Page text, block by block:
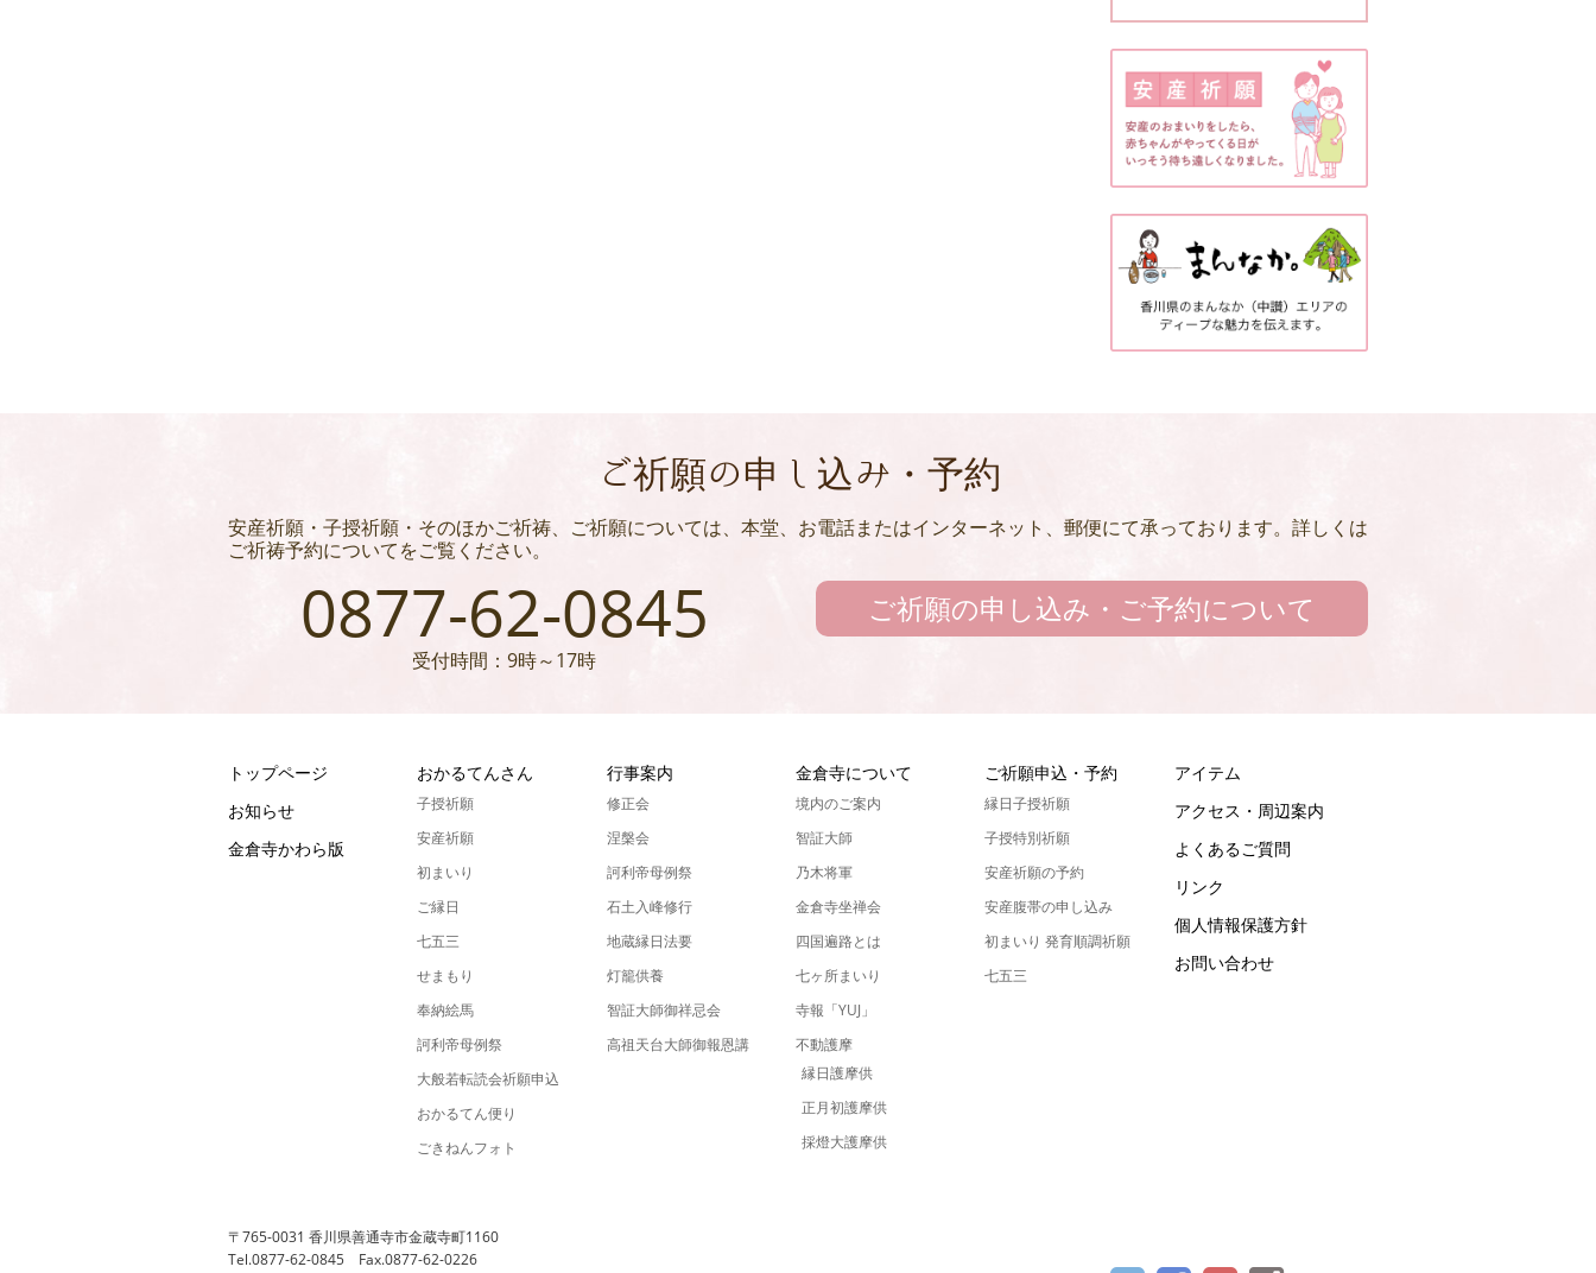
ご祈願の申し込み・予約
安産祈願・子授祈願・そのほかご祈祷、ご祈願については、本堂、お電話またはインターネット、郵便にて承っております。詳しくは
ご祈祷予約についてをご覧ください。
0877-62-0845
受付時間：9時～17時
ご祈願の申し込み・ご予約について
トップページ
お知らせ
金倉寺かわら版
おかるてんさん
子授祈願
安産祈願
初まいり
ご縁日
七五三
せまもり
奉納絵馬
訶利帝母例祭
大般若転読会祈願申込
おかるてん便り
ごきねんフォト
行事案内
修正会
涅槃会
訶利帝母例祭
石土入峰修行
地蔵縁日法要
灯籠供養
智証大師御祥忌会
高祖天台大師御報恩講
金倉寺について
境内のご案内
智証大師
乃木将軍
金倉寺坐禅会
四国遍路とは
七ヶ所まいり
寺報「YUJ」
不動護摩
縁日護摩供
正月初護摩供
採燈大護摩供
ご祈願申込・予約
縁日子授祈願
子授特別祈願
安産祈願の予約
安産腹帯の申し込み
初まいり 発育順調祈願
七五三
アイテム
アクセス・周辺案内
よくあるご質問
リンク
個人情報保護方針
お問い合わせ
〒765-0031 香川県善通寺市金蔵寺町1160
Tel.0877-62-0845 Fax.0877-62-0226